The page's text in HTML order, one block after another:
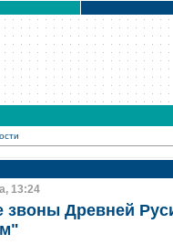
13:24
звоны Древней